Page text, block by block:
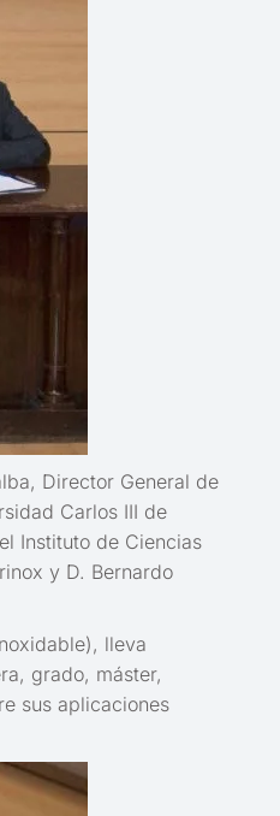
Director General de
Carlos III de
Instituto de Ciencias
y D. Bernardo
lleva
grado, máster,
sus aplicaciones